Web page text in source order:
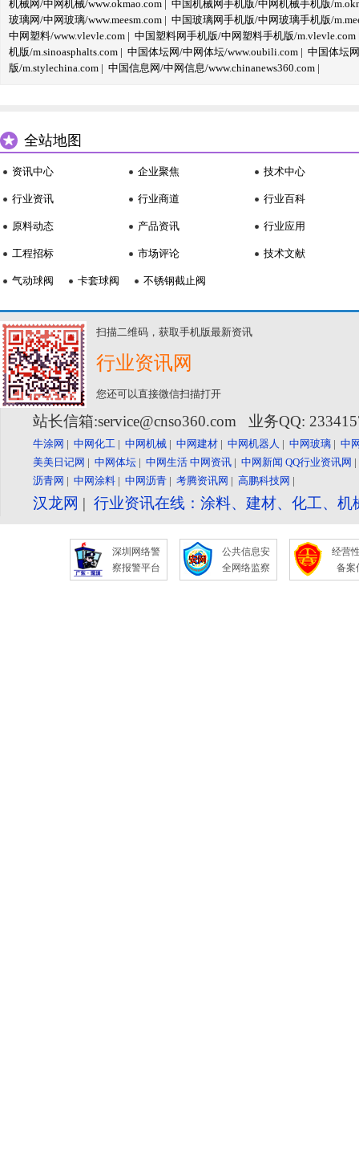
机械网/中网机械/www.okmao.com
中国机械网手机版/中网机械手机版/
玻璃网/中网玻璃/www.meesm.com | 中国玻璃网手机版/中网玻璃手机版/
中网塑料/www.vlevle.com | 中国塑料网手机版/中网塑料手机版/m.vlevle.com
机版/m.sinoasphalts.com | 中国体坛网/中网体坛/www.oubili.com | 中国体坛
版/m.stylechina.com | 中国信息网/中网信息/www.chinanews360.com |
全站地图
资讯中心
行业资讯
原料动态
工程招标
企业聚焦
行业商道
产品资讯
市场评论
技术中心
行业百科
行业应用
技术文献
气动球阀 卡套球阀 不锈钢截止阀
扫描二维码，获取手机版最新资讯
行业资讯网
您还可以直接微信扫描打开
站长信箱:service@cnso360.com 业务QQ:
牛涂网 | 中网化工 | 中网机械 | 中网建材 | 中网机器人 | 中网玻璃 | 中
美美日记网 | 中网体坛 | 中网生活 中网资讯 | 中网新闻 QQ行业资讯网
沥青网 | 中网涂料 | 中网沥青 | 考腾资讯网 | 高鹏科技网 |
汉龙网 | 行业资讯在线：涂料、建材、化工、
深圳网络警
察报警平台
公共信息安
全网络监察
经营
备案